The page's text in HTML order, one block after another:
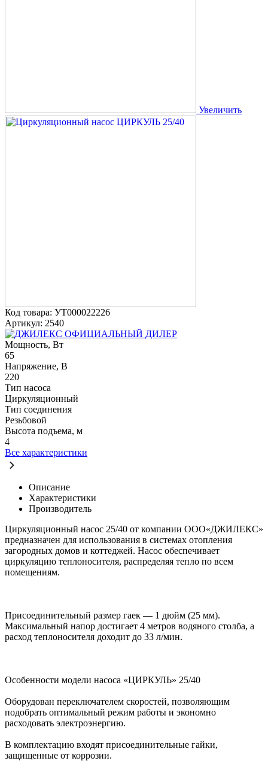
Увеличить
Код товара: УТ000022226
Артикул: 2540
ОФИЦИАЛЬНЫЙ ДИЛЕР
Мощность, Вт
65
Напряжение, В
220
Тип насоса
Циркуляционный
Тип соединения
Резьбовой
Высота подъема, м
4
Все характеристики
Описание
Характеристики
Производитель
Циркуляционный насос 25/40 от компании ООО«ДЖИЛЕКС»
предназначен для использования в системах отопления
загородных домов и коттеджей. Насос обеспечивает
циркуляцию теплоносителя, распределяя тепло по всем
помещениям.
Присоединительный размер гаек — 1 дюйм (25 мм).
Максимальный напор достигает 4 метров водяного столба, а
расход теплоносителя доходит до 33 л/мин.
Особенности модели насоса «ЦИРКУЛЬ» 25/40
Оборудован переключателем скоростей, позволяющим
подобрать оптимальный режим работы и экономно
расходовать электроэнергию.
В комплектацию входят присоединительные гайки,
защищенные от коррозии.